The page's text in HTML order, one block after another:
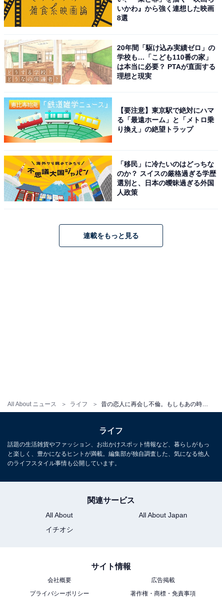
All About ニュース ライフ 昔の恋人に再会し不倫。もしもあの時…
僚が急逝し、通夜で彼と顔を合わせた。精進落としと称
して近くの居酒屋に行ったとき、自然と隣の席に座った
という。
「その店を出てふたりで歩きながら、『少し時間あ
る？』と彼に言われました。近くのバーで、初めて婚約
彼は当時、父親が病に倒れて農業を続けられなくなった
ため、本気で実家に戻るつもりだった。ところがエツコ
と、遠方にいた父の弟一家が地元に戻ってきて農業を継
ぐことになったのだという。父親からも「おまえは今の
仕事でがんばれ」と言われたため、会社に残る決意をし
「もう一度やり直そうと連絡をとりたかったと彼は言っ
「3年ほどつきあいました。濃密な関係でしたね。彼は
週の半分くらい私のところに泊まっていました。このま
ま自宅に帰らなくてもいいとまで言っていた。ただ、あ
る日、彼の妻がうちにやって来たんです。彼が妻ととも
に帰っていく後ろ姿を見て、やはり本妻の地位は強いな
彼はほとぼりが冷めるまで待ってほしいと言ったが、彼
女はその気になれなかった。結局、最初にダメだった関
係はやり直してもダメなのだと自嘲的に話した。
ます。結婚に踏み切れなかったのは私のせい。やりたい
仕事をすることはできたけれど、人生の充実感って、愛
する人とともに生きていくことだったのではないか。今
いかわ』から強く連想した映画
8選
20年間「駆け込み実績ゼロ」の
学校も…「こども110番の家」
は本当に必要？ PTAが直面する
理想と現実
【要注意】東京駅で絶対にハマ
る「最遠ホーム」と「メトロ乗
り換え」の絶望トラップ
「移民」に冷たいのはどっちな
のか？ スイスの厳格過ぎる学歴
選別と、日本の曖昧過ぎる外国
人政策
連載をもっと見る
ライフ
話題の生活雑貨やファッション、お出かけスポット情報など、暮らしがもっ
と楽しく、豊かになるヒントが満載。編集部が独自調査した、気になる他人
のライフスタイル事情も公開しています。
関連サービス
All About
All About Japan
イチオシ
サイト情報
会社概要
広告掲載
プライバシーポリシー
著作権・商標・免責事項